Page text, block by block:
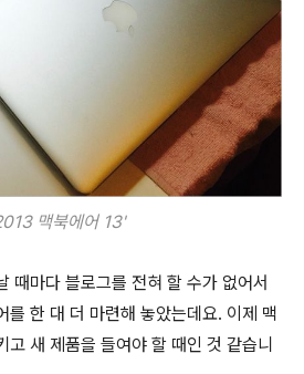
맥북에어 13'
때마다 블로그를 전혀 할 수가 없어서
를 한 대 더 마련해 놓았는데요. 이제 맥
고 새 제품을 들여야 할 때인 것 같습니